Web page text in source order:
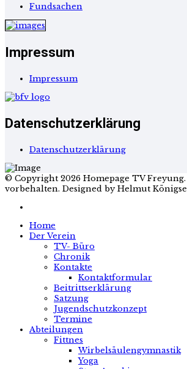
Fundsachen
Impressum
Impressum
Datenschutzerklärung
Datenschutzerklärung
© Copyright 2026 Homepage TV Freyung.
vorbehalten. Designed by Helmut
Home
Der Verein
TV- Büro
Chronik
Kontakte
Kontaktformular
Beitrittserklärung
Satzung
Jugendschutzkonzept
Termine
Abteilungen
Fittnes
Wirbelsäulengymnastik
Yoga